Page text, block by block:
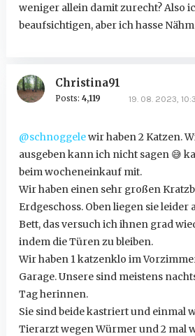
weniger allein damit zurecht? Also
beaufsichtigen, aber ich hasse
Christina91
Posts: 4,119 19. 08. 2023,
@schnoggelewir haben 2 Katzen.
ausgeben kann ich nicht sagen 😅
beim wocheneinkauf mit.
Wir haben einen sehr großen
Erdgeschoss. Oben liegen sie leider
Bett, das versuch ich ihnen grad
indem die Türen zu bleiben.
Wir haben 1 katzenklo im
Garage. Unsere sind meistens
Tag herinnen.
Sie sind beide kastriert und einmal
Tierarzt wegen Würmer und 2 mal